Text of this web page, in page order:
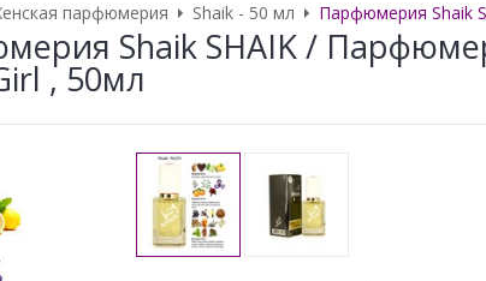
парфюмерия Shaik - 50 мл Парфюмерия Shaik
Shaik SHAIK /
, 50мл